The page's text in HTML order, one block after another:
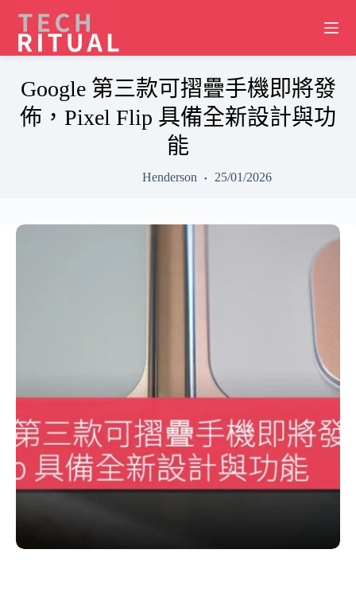
content
Google 第三款可摺疊手機即將發
佈，Pixel Flip 具備全新設計與功
能
Henderson 25/01/2026